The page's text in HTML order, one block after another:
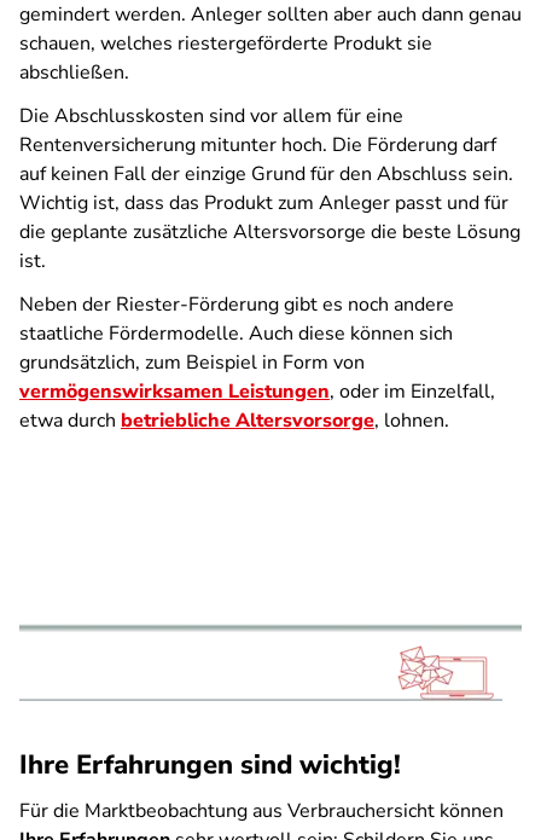
gemindert werden. Anleger sollten aber auch dann genau
schauen, welches riestergeförderte Produkt sie
abschließen.
Die Abschlusskosten sind vor allem für eine
Rentenversicherung mitunter hoch. Die Förderung darf
auf keinen Fall der einzige Grund für den Abschluss sein.
Wichtig ist, dass das Produkt zum Anleger passt und für
die geplante zusätzliche Altersvorsorge die beste Lösung
ist.
Neben der Riester-Förderung gibt es noch andere
staatliche Fördermodelle. Auch diese können sich
grundsätzlich, zum Beispiel in Form von
vermögenswirksamen Leistungen, oder im Einzelfall,
etwa durch betriebliche Altersvorsorge, lohnen.
Ihre Erfahrungen sind wichtig!
Für die Marktbeobachtung aus Verbrauchersicht können